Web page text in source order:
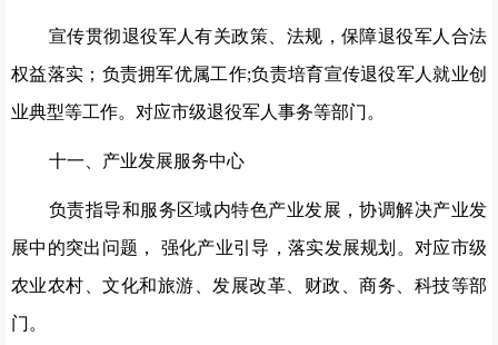
宣传贯彻退役军人有关政策、法规，保障退役军人合法
权益落实；负责拥军优属工作;负责培育宣传退役军人就业创
业典型等工作。对应市级退役军人事务等部门。
十一、产业发展服务中心
负责指导和服务区域内特色产业发展，协调解决产业发
展中的突出问题，
强化产业引导，落实发展规划。对应市级
农业农村、文化和旅游、发展改革、财政、商务、科技等部
门。